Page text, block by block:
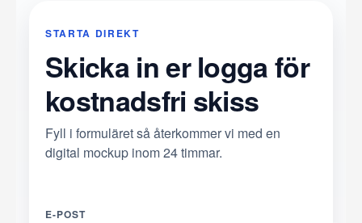
STARTA DIREKT
Skicka in er logga för
kostnadsfri skiss
Fyll i formuläret så återkommer vi med en
digital mockup inom 24 timmar.
E-POST